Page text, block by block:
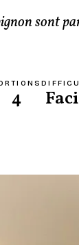
sont
4